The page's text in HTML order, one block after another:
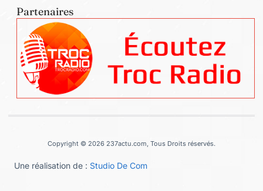
Partenaires
Copyright © 2026 237actu.com, Tous Droits réservés.
Une réalisation de : Studio De Com